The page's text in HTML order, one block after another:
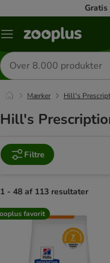
Menu
Søg
efter
produkter
Mærker Hill's
Hill's
Filtre
1 - 48 af 113 resultater
product items have been
favorit